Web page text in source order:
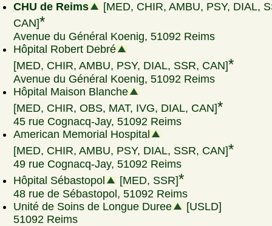
CHU de Reims
[MED, CHIR, AMBU, PSY, DIAL,
CAN]*
Avenue du Général Koenig, 51092 Reims
Hôpital Robert Debré
[MED, CHIR, AMBU, PSY, DIAL, SSR, CAN]*
Avenue du Général Koenig, 51092 Reims
Hôpital Maison Blanche
[MED, CHIR, OBS, MAT, IVG, DIAL, CAN]*
45 rue Cognacq-Jay, 51092 Reims
American Memorial Hospital
[MED, CHIR, AMBU, PSY, DIAL, SSR, CAN]*
49 rue Cognacq-Jay, 51092 Reims
Hôpital Sébastopol
[MED, SSR]*
48 rue de Sébastopol, 51092 Reims
Unité de Soins de Longue Duree
[USLD]
51092 Reims